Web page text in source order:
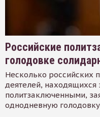
Российские
голодовке
Несколько российских
деятелей,
политзаключенными,
однодневную голодовку